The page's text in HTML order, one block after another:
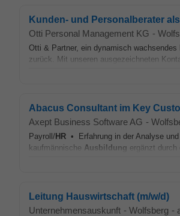
Kunden- und Personalberater
Otti Personal Management KG -
Otti & Partner, ein dynamisch
zurück. Mit unseren ausgezeichneten
Abacus Consultant im Key
Axept Business Software AG -
Payroll/ HR • Erfahrung in der Analyse
kaufmännische Ausbildung ergänzt durch
Leitung Hauswirtschaft (m/w/d)
Unternehmensauskunft - Wolfsberg -